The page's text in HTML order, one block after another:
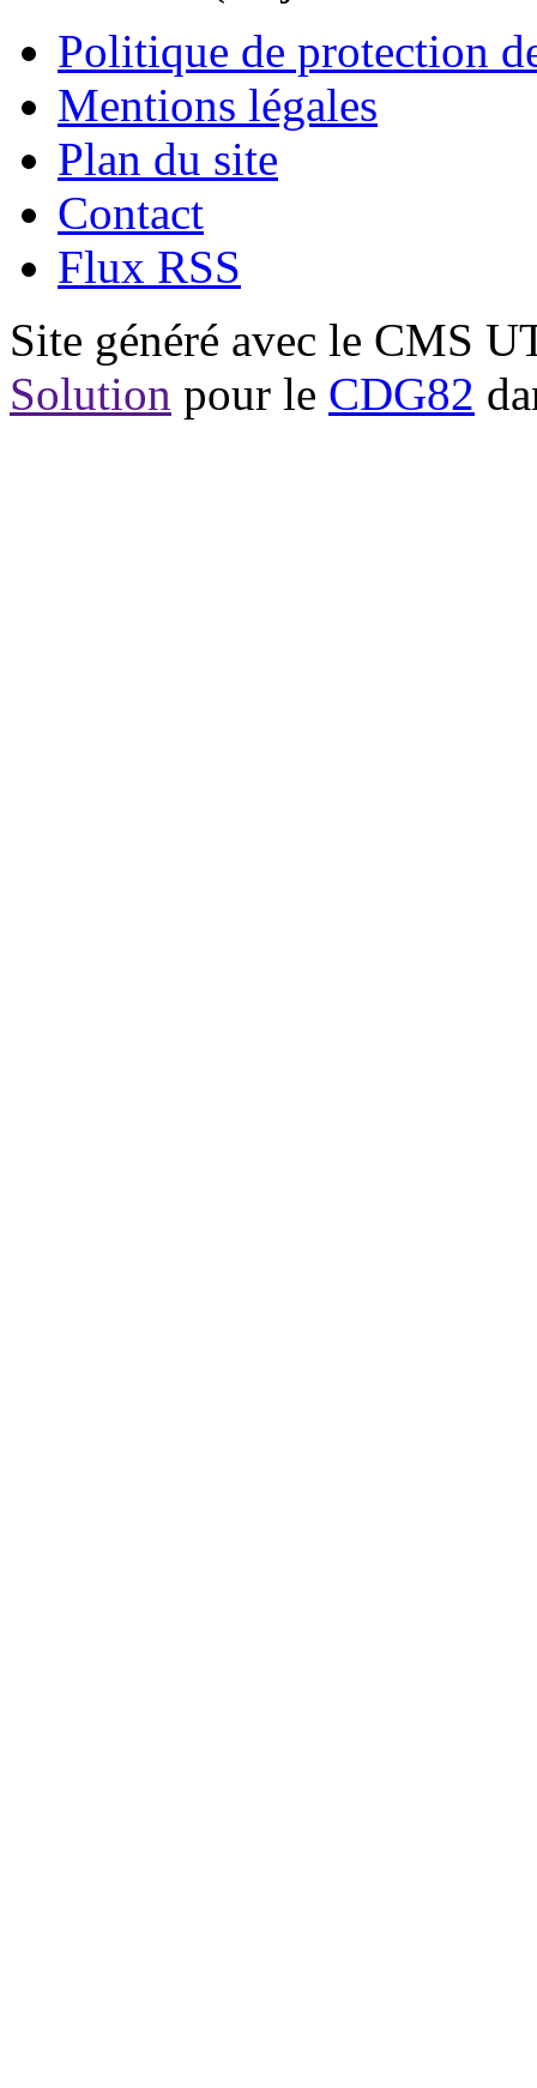
Politique de protection
Mentions légales
Plan du site
Contact
Flux RSS
Site généré avec le CMS
Solution pour le CDG82